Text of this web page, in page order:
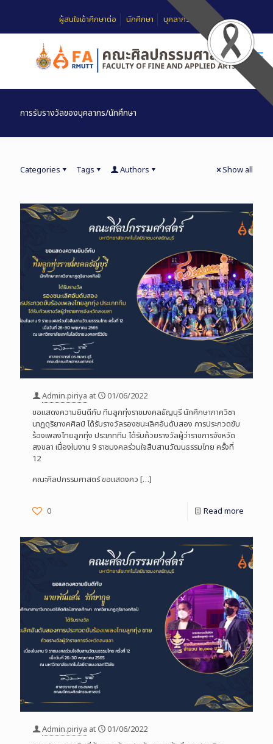
ผู้สนใจเข้าศึกษาต่อ นักศึกษา บุคลากร
การรับรางวัลของบุคลากร/นักศึกษา
Categories Tags Authors Show all
Admin.piriya at
01/06/2022
ขอแสดงความยินดีกับ ทีมลูกทุ่งราชมงคลธัญบุรี นักศึกษาภาควิชา
นาฏดุริยางคศิลป์ ได้รับรางวัลรองชนะเลิศอันดับสอง การประกวดขับ
ร้องเพลงไทยลูกทุ่ง ประเภททีม ได้รับถ้วยรางวัลผู้ว่าราชการจังหวัด
สงขลา เนื่องในงาน 9 ราชมงคลร่วมใจสืบสานวัฒนธรรมไทย ครั้งที่
12
คณะศิลปกรรมศาสตร์ ขอแสดงคว […]
0 Read more
Admin.piriya at
01/06/2022